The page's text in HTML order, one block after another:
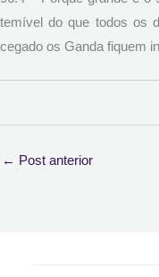
temível do que todos os
cegado os Ganda fiquem
← Post anterior